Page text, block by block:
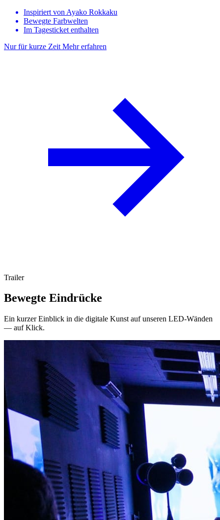
Inspiriert von Ayako Rokkaku
Bewegte Farbwelten
Im Tagesticket enthalten
Nur für kurze Zeit Mehr erfahren
Trailer
Bewegte Eindrücke
Ein kurzer Einblick in die digitale Kunst auf unseren LED-Wänden
— auf Klick.